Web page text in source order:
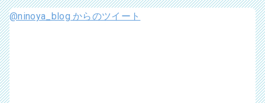
@ninoya_blog からのツイート